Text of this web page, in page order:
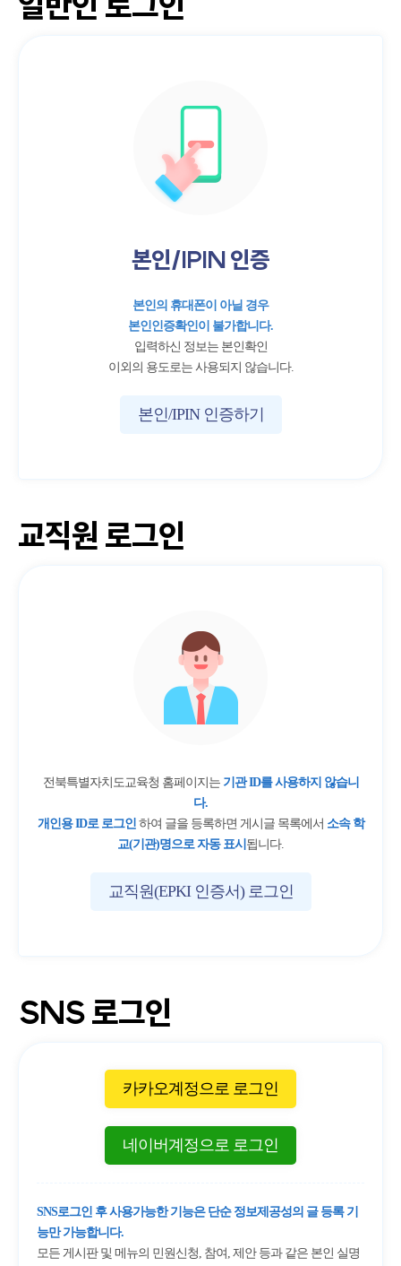
본인/IPIN 인증
본인의 휴대폰이 아닐 경우
본인인증확인이 불가합니다.
입력하신 정보는 본인확인
이외의 용도로는 사용되지 않습니다.
본인/IPIN 인증하기
교직원 로그인
전북특별자치도교육청 홈페이지는 기관 ID를 사용하지 않습니
다.
개인용 ID로 로그인하여 글을 등록하면 게시글 목록에서 소속 학
교(기관)명으로 자동 표시 됩니다.
교직원(EPKI 인증서) 로그인
SNS 로그인
카카오계정으로 로그인
네이버계정으로 로그인
SNS로그인 후 사용가능한 기능은 단순 정보제공성의 글 등록 기
능만 가능합니다.
모든 게시판 및 메뉴의 민원신청, 참여, 제안 등과 같은 본인 실명